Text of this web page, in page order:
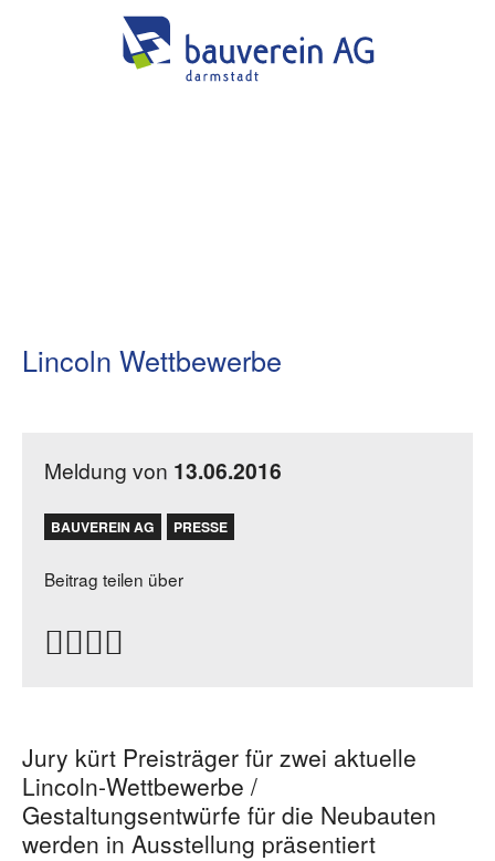
Meldung von 13.06.2016
BAUVEREIN AG PRESSE
Beitrag teilen über
Lincoln Wettbewerbe
Jury kürt Preisträger für zwei aktuelle
Lincoln-Wettbewerbe /
Gestaltungsentwürfe für die Neubauten
werden in Ausstellung präsentiert